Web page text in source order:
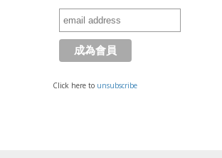
Click here to unsubscribe